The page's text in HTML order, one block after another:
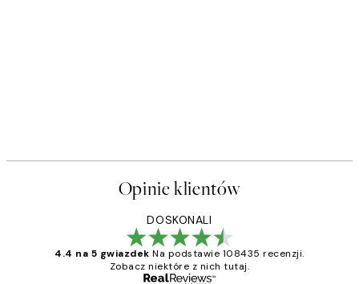
Opinie klientów
DOSKONALI
4.4 na 5 gwiazdek Na podstawie 108435 recenzji.
Zobacz niektóre z nich tutaj.